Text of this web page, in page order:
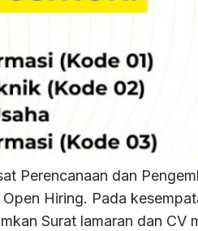
Perencanaan dan
Hiring. Pada
Surat lamaran dan